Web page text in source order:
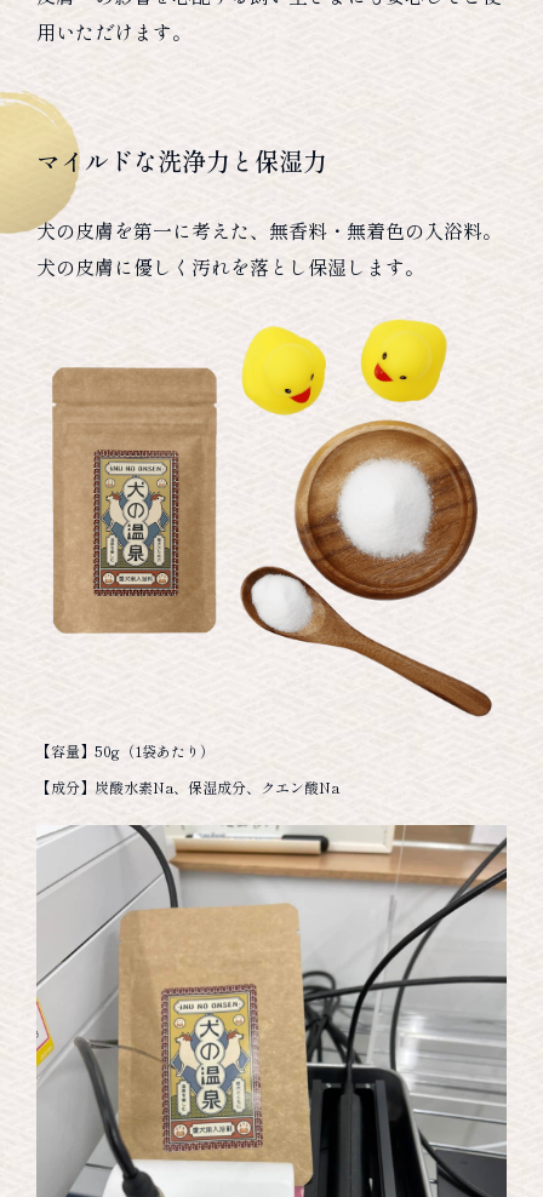
用いただけます。
マイルドな洗浄力と保湿力
犬の皮膚を第一に考えた、無香料・無着色の入浴料。
犬の皮膚に優しく汚れを落とし保湿します。
【容量】50g（1袋あたり）
【成分】炭酸水素Na、保湿成分、クエン酸Na